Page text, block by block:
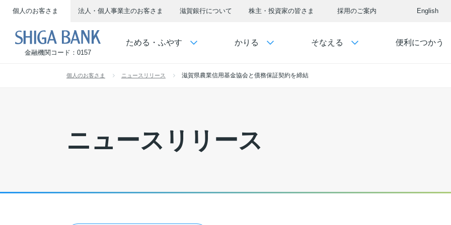
個人のお客さま 法人・個人事業主のお客さま 滋賀銀行について 株主・投資家の皆さま 採用のご案内 English
金融機関コード：0157
ためる・ふやす かりる そなえる 便利につかう
個人のお客さま ニュースリリース 滋賀県農業信用基金協会と債務保証契約を締結
ニュースリリース